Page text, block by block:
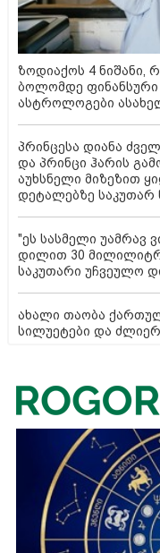
ზოდიაქოს 4 ნიშანი,
ბოლომდე
ასტროლოგები
პრინცესა დიანა
და პრინცი ჰარის
აუხსნელი მიზეზით
დეტალებზე საკუთარ
"ეს სასმელი უამრავ
დილით 30
საკუთარი უჩვეულო
ახალი თაობა
სილუეტები და